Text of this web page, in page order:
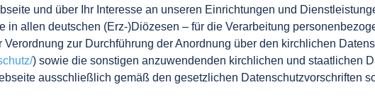
und über Ihr Interesse an unseren Einrichtungen und
allen deutschen (Erz-)Diözesen – für die Verarbeitung
zur Durchführung der Anordnung über den kirchlichen
) sowie die sonstigen anzuwendenden kirchlichen und staatlichen
ausschließlich gemäß den gesetzlichen Datenschutzvorschriften